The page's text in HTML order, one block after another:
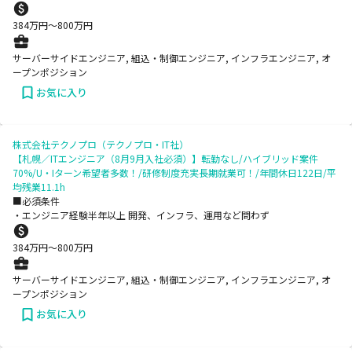
384万円〜800万円
サーバーサイドエンジニア, 組込・制御エンジニア, インフラエンジニア, オ
ープンポジション
お気に入り
株式会社テクノプロ（テクノプロ・IT社）
【札幌／ITエンジニア（8月9月入社必須）】転勤なし/ハイブリッド案件
70%/U・Iターン希望者多数！/研修制度充実長期就業可！/年間休日122日/平
均残業11.1h
■必須条件
・エンジニア経験半年以上 開発、インフラ、運用など問わず
384万円〜800万円
サーバーサイドエンジニア, 組込・制御エンジニア, インフラエンジニア, オ
ープンポジション
お気に入り